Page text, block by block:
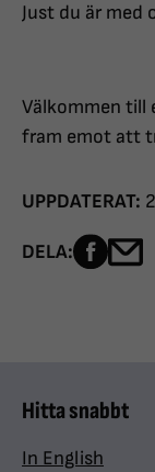
Just du är med
Välkommen till
fram emot att
UPPDATERAT:
DELA: Dela
Hitta snabbt
In English